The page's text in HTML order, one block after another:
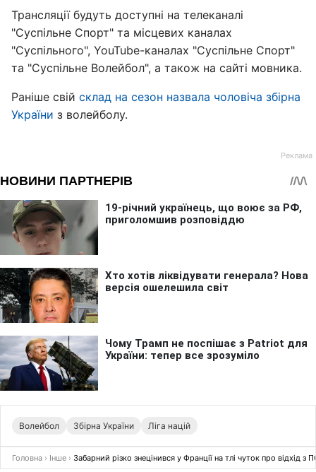
Трансляції будуть доступні на телеканалі
"Суспільне Спорт" та місцевих каналах
"Суспільного", YouTube-каналах "Суспільне Спорт"
та "Суспільне Волейбол", а також на сайті мовника.
Раніше свій склад на сезон назвала чоловіча збірна
України з волейболу.
Волейбол Збірна України Ліга націй
Головна › Інше › Забарний різко знецінився у Франції на тлі чуток про відхід з